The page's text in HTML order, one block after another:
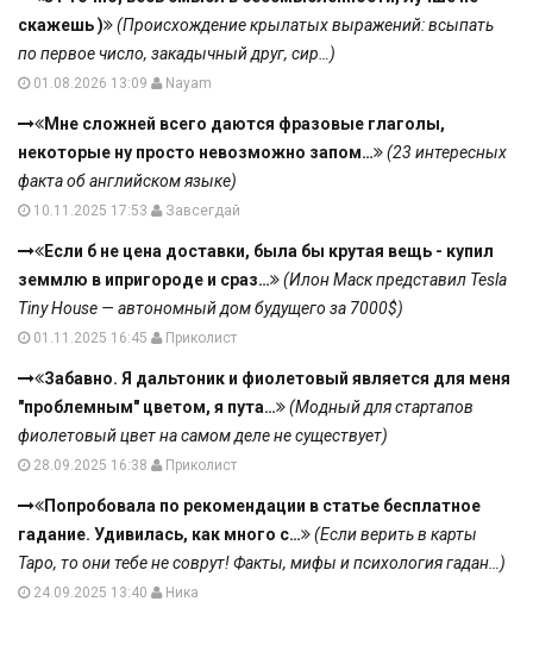
скажешь )
(Происхождение крылатых выражений: всыпать
по первое число, закадычный друг, сир…)
01.08.2026 13:09 Nayam
Мне сложней всего даются фразовые глаголы,
некоторые ну просто невозможно запом…
(23 интересных
факта об английском языке)
10.11.2025 17:53 Завсегдай
Если б не цена доставки, была бы крутая вещь - купил
земмлю в ипригороде и сраз…
(Илон Маск представил Tesla
Tiny House — автономный дом будущего за 7000$)
01.11.2025 16:45 Приколист
Забавно. Я дальтоник и фиолетовый является для меня
"проблемным" цветом, я пута…
(Модный для стартапов
фиолетовый цвет на самом деле не существует)
28.09.2025 16:38 Приколист
Попробовала по рекомендации в статье бесплатное
гадание. Удивилась, как много с…
(Если верить в карты
Таро, то они тебе не соврут! Факты, мифы и психология гадан…)
24.09.2025 13:40 Ника